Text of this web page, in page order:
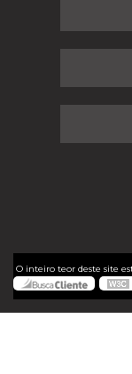
O inteiro teor deste site